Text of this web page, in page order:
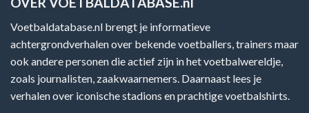
Voetbaldatabase.nl brengt je informatieve
achtergrondverhalen over bekende voetballers, trainers maar
ook andere personen die actief zijn in het voetbalwereldje,
zoals journalisten, zaakwaarnemers. Daarnaast lees je
verhalen over iconische stadions en prachtige voetbalshirts.